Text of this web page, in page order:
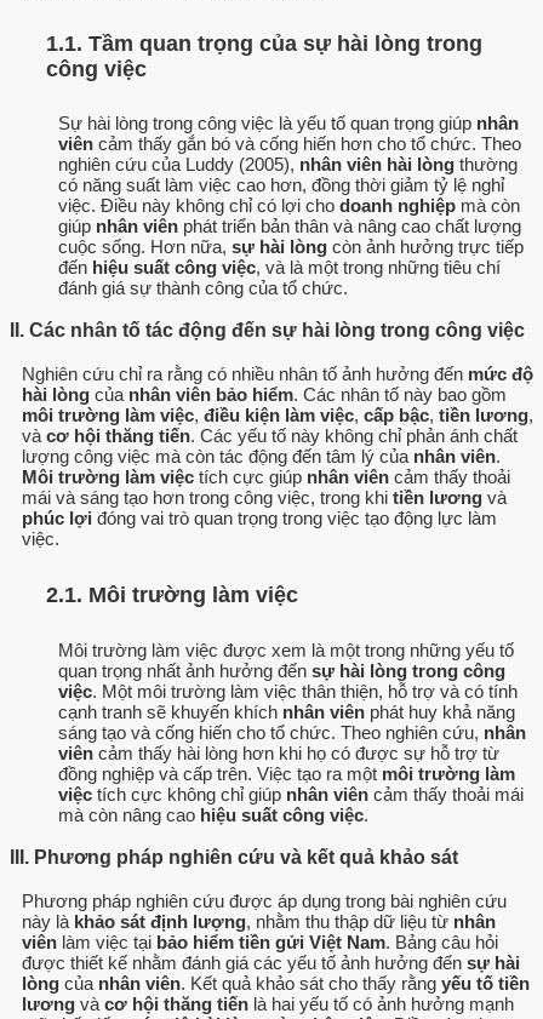
1.1. Tầm quan trọng của sự hài lòng trong
công việc
Sự hài lòng trong công việc là yếu tố quan trọng giúp nhân
viên cảm thấy gắn bó và cống hiến hơn cho tổ chức. Theo
nghiên cứu của Luddy (2005), nhân viên hài lòng thường
có năng suất làm việc cao hơn, đồng thời giảm tỷ lệ nghỉ
việc. Điều này không chỉ có lợi cho doanh nghiệp mà còn
giúp nhân viên phát triển bản thân và nâng cao chất lượng
cuộc sống. Hơn nữa, sự hài lòng còn ảnh hưởng trực tiếp
đến hiệu suất công việc, và là một trong những tiêu chí
đánh giá sự thành công của tổ chức.
II. Các nhân tố tác động đến sự hài lòng trong công việc
Nghiên cứu chỉ ra rằng có nhiều nhân tố ảnh hưởng đến mức độ
hài lòng của nhân viên bảo hiểm. Các nhân tố này bao gồm
môi trường làm việc, điều kiện làm việc, cấp bậc, tiền lương,
vàcơ hội thăng tiến. Các yếu tố này không chỉ phản ánh chất
lượng công việc mà còn tác động đến tâm lý của nhân viên.
Môi trường làm việc tích cực giúp nhân viên cảm thấy thoải
mái và sáng tạo hơn trong công việc, trong khi tiền lương và
phúc lợi đóng vai trò quan trọng trong việc tạo động lực làm
việc.
2.1. Môi trường làm việc
Môi trường làm việc được xem là một trong những yếu tố
quan trọng nhất ảnh hưởng đến sự hài lòng trong công
việc. Một môi trường làm việc thân thiện, hỗ trợ và có tính
cạnh tranh sẽ khuyến khích nhân viên phát huy khả năng
sáng tạo và cống hiến cho tổ chức. Theo nghiên cứu, nhân
viên cảm thấy hài lòng hơn khi họ có được sự hỗ trợ từ
đồng nghiệp và cấp trên. Việc tạo ra một môi trường làm
việc tích cực không chỉ giúp nhân viên cảm thấy thoải mái
mà còn nâng cao hiệu suất công việc.
III. Phương pháp nghiên cứu và kết quả khảo sát
Phương pháp nghiên cứu được áp dụng trong bài nghiên cứu
này là khảo sát định lượng, nhằm thu thập dữ liệu từ nhân
viên làm việc tại bảo hiểm tiền gửi Việt Nam. Bảng câu hỏi
được thiết kế nhằm đánh giá các yếu tố ảnh hưởng đến sự hài
lòng của nhân viên. Kết quả khảo sát cho thấy rằng yếu tố tiền
lương và cơ hội thăng tiến là hai yếu tố có ảnh hưởng mạnh